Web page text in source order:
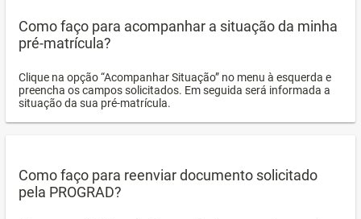
Como faço para acompanhar a situação da minha
pré-matrícula?
Clique na opção “Acompanhar Situação” no menu à esquerda e
preencha os campos solicitados. Em seguida será informada a
situação da sua pré-matrícula.
Como faço para reenviar documento solicitado
pela PROGRAD?